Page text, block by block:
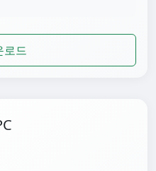
로드